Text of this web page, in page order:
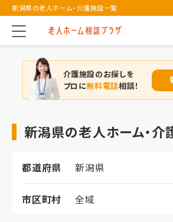
新潟県の老人ホーム・介護施設一覧
介護施設のお探しを
プロに無料電話相談！
新潟県の老人ホーム・介
都道府県 新潟県
市区町村 全域